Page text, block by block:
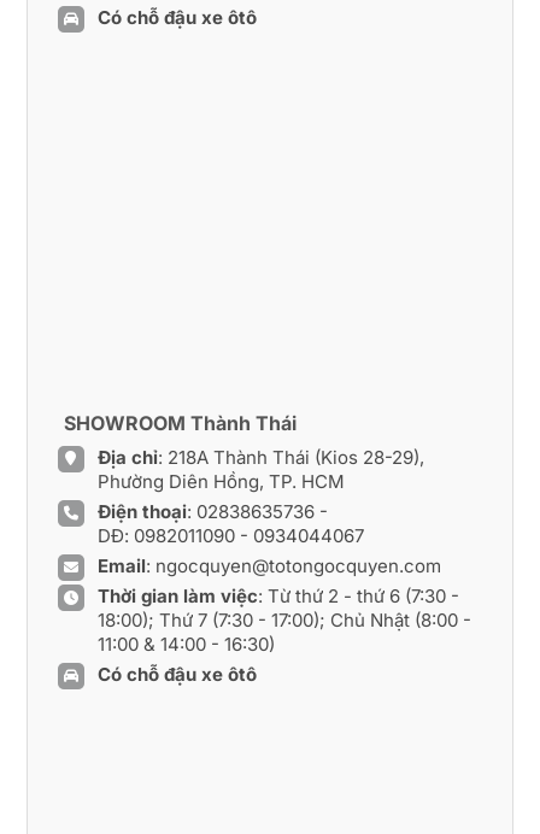
Có chỗ đậu xe ôtô
SHOWROOM Thành Thái
Địa chỉ: 218A Thành Thái (Kios 28-29),
Phường Diên Hồng, TP. HCM
Điện thoại: 02838635736 -
DĐ: 0982011090- 0934044067
Email: ngocquyen@totongocquyen.com
Thời gian làm việc: Từ thứ 2 - thứ 6 (7:30 -
18:00); Thứ 7 (7:30 - 17:00); Chủ Nhật (8:00 -
11:00 & 14:00 - 16:30)
Có chỗ đậu xe ôtô